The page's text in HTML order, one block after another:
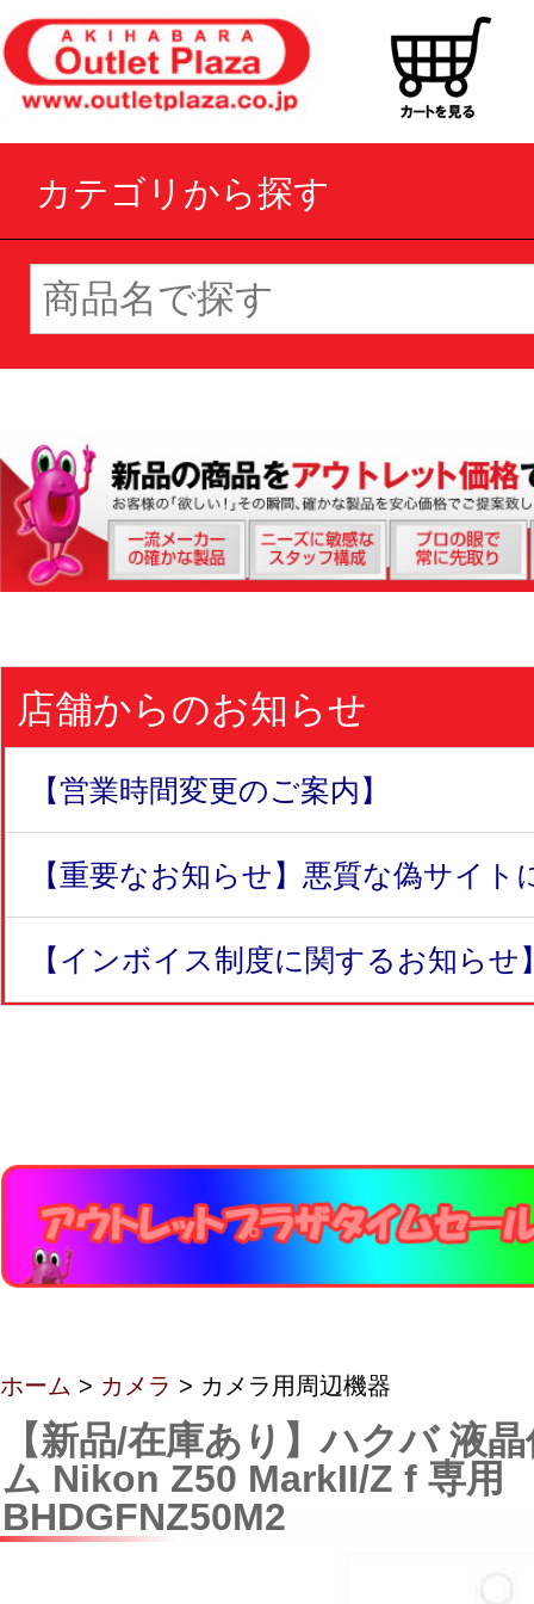
カテゴリから探す
店舗からのお知らせ
【営業時間変更のご案内】
【重要なお知らせ】悪質な偽サイト
【インボイス制度に関するお知らせ
ホーム > カメラ > カメラ用周辺機器
【新品/在庫あり】ハクバ 液
ム Nikon Z50 MarkII/Z f 専用
BHDGFNZ50M2